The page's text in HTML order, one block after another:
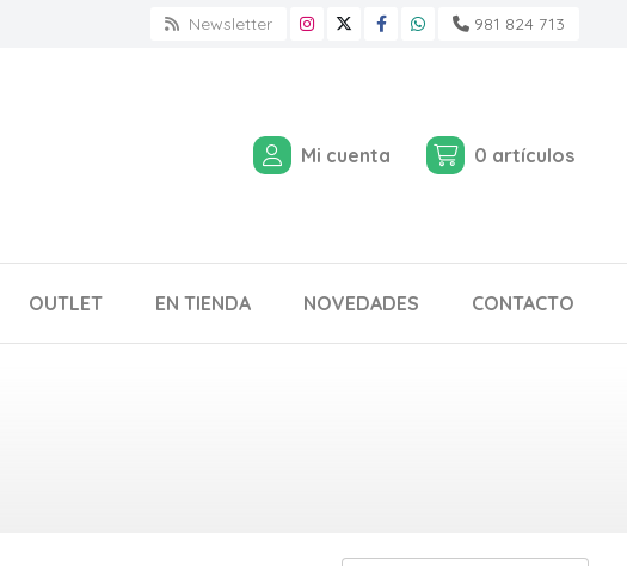
Newsletter 981 824 713
Mi cuenta 0 artículos
OUTLET EN TIENDA NOVEDADES CONTACTO